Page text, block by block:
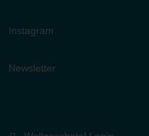
Instagram
Newsletter